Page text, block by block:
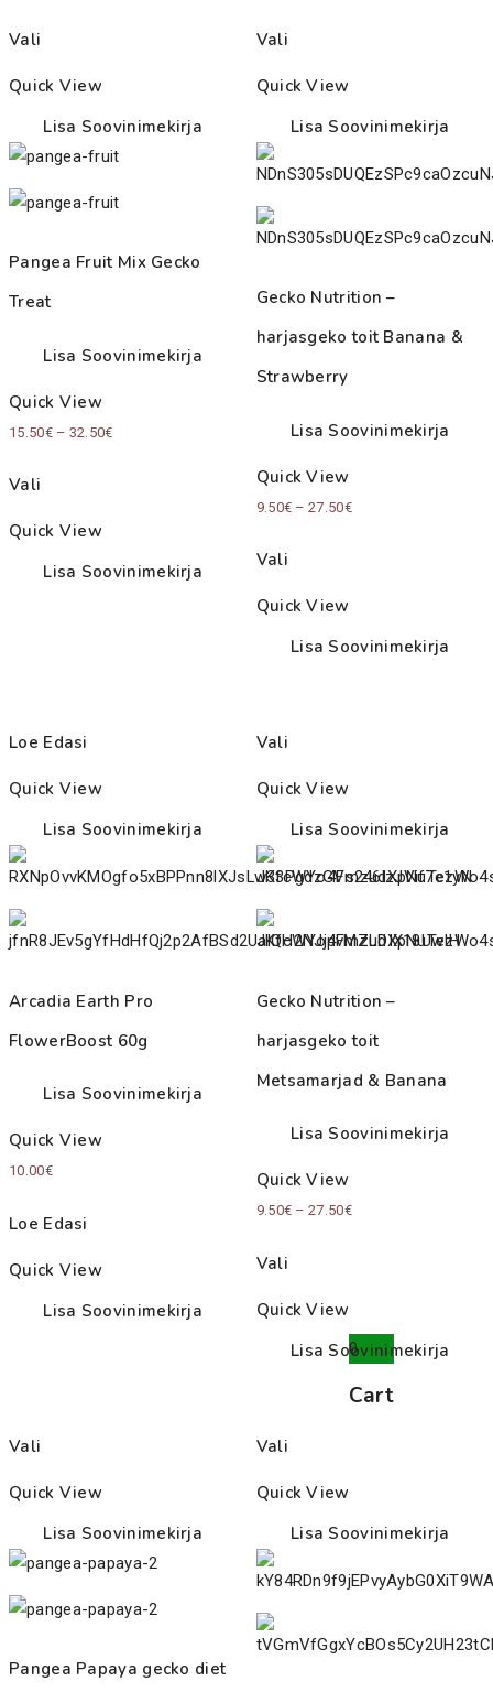
0
Cart
Vali
Quick View
Lisa Soovinimekirja
Pangea Fruit Mix Gecko
Treat
Lisa Soovinimekirja
Quick View
15.50€ – 32.50€Price
Vali
Quick View
Lisa Soovinimekirja
Vali
Quick View
Lisa Soovinimekirja
Gecko Nutrition –
harjasgeko toit Banana &
Strawberry
Lisa Soovinimekirja
Quick View
9.50€ – 27.50€Price
Vali
Quick View
Lisa Soovinimekirja
Loe Edasi
Quick View
Lisa Soovinimekirja
Arcadia Earth Pro
FlowerBoost 60g
Lisa Soovinimekirja
Quick View
10.00€
Loe Edasi
Quick View
Lisa Soovinimekirja
Vali
Quick View
Lisa Soovinimekirja
Gecko Nutrition –
harjasgeko toit
Metsamarjad & Banana
Lisa Soovinimekirja
Quick View
9.50€ – 27.50€Price
Vali
Quick View
Lisa Soovinimekirja
Vali
Quick View
Lisa Soovinimekirja
Pangea Papaya gecko diet
Vali
Quick View
Lisa Soovinimekirja